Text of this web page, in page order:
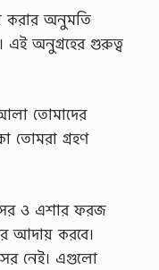
নু
করার অনুমতি
এই অনুগ্রহের গুরুত্ব
তোমাদের
তোমরা গ্রহণ
ও এশার ফরজ
আদায় করবে।
নেই। এগুলো